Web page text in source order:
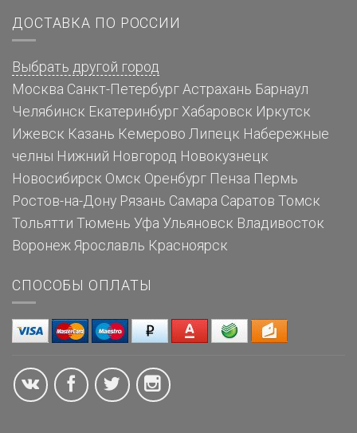
ДОСТАВКА ПО РОССИИ
Выбрать другой город
Москва Санкт-Петербург Астрахань Барнаул
Челябинск Екатеринбург Хабаровск Иркутск
Ижевск Казань Кемерово Липецк Набережные
челны Нижний Новгород Новокузнецк
Новосибирск Омск Оренбург Пенза Пермь
Ростов-на-Дону Рязань Самара Саратов Томск
Тольятти Тюмень Уфа Ульяновск Владивосток
Воронеж Ярославль Красноярск
СПОСОБЫ ОПЛАТЫ